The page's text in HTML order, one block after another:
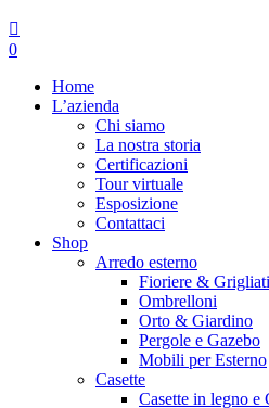
Menu
cerca
account
0
Home
L’azienda
Chi siamo
La nostra storia
Certificazioni
Tour virtuale
Esposizione
Contattaci
Shop
Arredo esterno
Fioriere & Grigliati
Ombrelloni
Orto & Giardino
Pergole e Gazebo
Mobili per Esterno
Casette
Casette in legno e